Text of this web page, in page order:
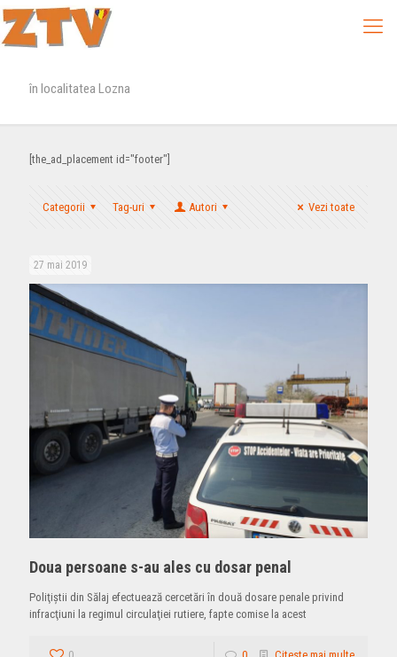
în localitatea Lozna
[the_ad_placement id="footer"]
Categorii Tag-uri Autori Vezi toate
27 mai 2019
Doua persoane s-au ales cu dosar penal
Poliţiştii din Sălaj efectuează cercetări în două dosare penale privind
infracţiuni la regimul circulaţiei rutiere, fapte comise la acest
0 0 Citeste mai multe